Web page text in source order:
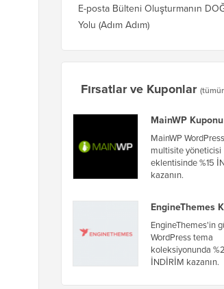
E-posta Bülteni Oluşturmanın
Yolu (Adım Adım)
Fırsatlar ve Kuponlar
MainWP Kuponu
MainWP WordPress
multisite yöneticisi
eklentisinde %15
kazanın.
EngineThemes
EngineThemes'in
WordPress tema
koleksiyonunda
İNDİRİM kazanın.